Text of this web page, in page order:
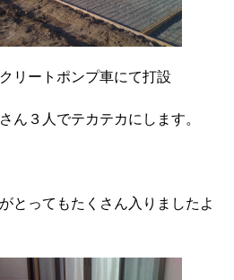
トポンプ車にて打設
人でテカテカにします。
もたくさん入りましたよ